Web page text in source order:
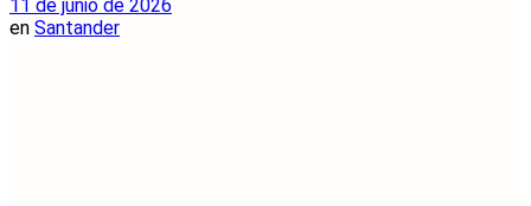
11 de junio de 2026
en Santander